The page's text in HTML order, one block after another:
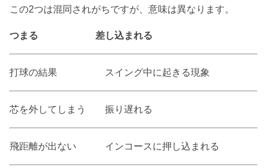
この2つは混同されがちですが、意味は異なります。
つまる 差し込まれる
打球の結果 スイング中に起きる現象
芯を外してしまう 振り遅れる
飛距離が出ない インコースに押し込まれる